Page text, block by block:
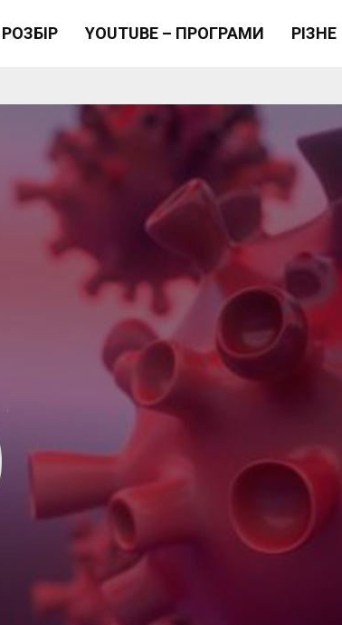
РОЗБІР YOUTUBE – ПРОГРАМИ РІЗНЕ